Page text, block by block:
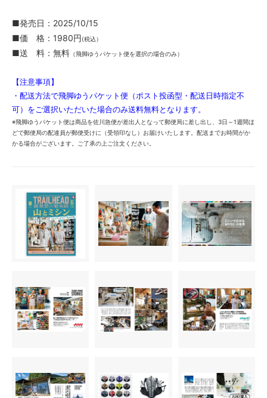
■発売日：2025/10/15
■価 格：1980円(税込）
■送 料：無料 （飛脚ゆうパケット便を選択の場合のみ）
【注意事項】
・配送方法で飛脚ゆうパケット便（ポスト投函型・配送日時指定不
可）をご選択いただいた場合のみ送料無料となります。
※飛脚ゆうパケット便は商品を佐川急便が差出人となって郵便局に差し出し、3日～1週間ほ
どで郵便局の配達員が郵便受けに（受領印なし）お届けいたします。配送までお時間がか
かる場合がございます。ご了承の上ご注文ください。